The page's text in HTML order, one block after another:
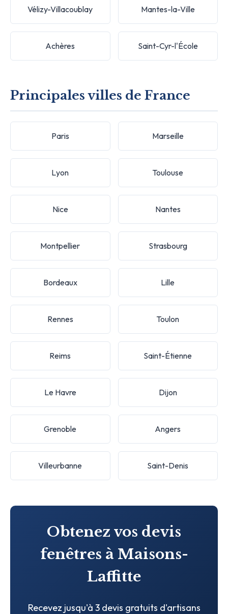
Vélizy-Villacoublay Mantes-la-Ville
Achères Saint-Cyr-l'École
Principales villes de France
Paris Marseille
Lyon Toulouse
Nice Nantes
Montpellier Strasbourg
Bordeaux Lille
Rennes Toulon
Reims Saint-Étienne
Le Havre Dijon
Grenoble Angers
Villeurbanne Saint-Denis
Obtenez vos devis
fenêtres à Maisons-
Laffitte
Recevez jusqu'à 3 devis gratuits d'artisans